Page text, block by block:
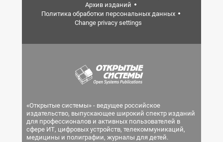
Архив изданий
Политика обработки персональных данных
Change privacy settings
«Открытые системы» - ведущее российское
издательство, выпускающее широкий спектр изданий
для профессионалов и активных пользователей в
сфере ИТ, цифровых устройств, телекоммуникаций,
медицины и полиграфии, журналы для детей.